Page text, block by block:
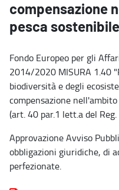
compensazione
pesca sostenibile
Fondo Europeo per gli
2014/2020 MISURA 1.40
biodiversità e degli
compensazione
(art. 40 par.1 lett.a del
Approvazione Avviso
obbligazioni giuridiche, di
perfezionate.